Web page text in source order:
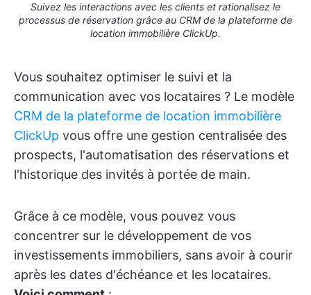
Suivez les interactions avec les clients et rationalisez le
processus de réservation grâce au CRM de la plateforme de
location immobilière ClickUp.
Vous souhaitez optimiser le suivi et la
communication avec vos locataires ? Le modèle
CRM de la plateforme de location immobilière
ClickUp vous offre une gestion centralisée des
prospects, l'automatisation des réservations et
l'historique des invités à portée de main.
Grâce à ce modèle, vous pouvez vous
concentrer sur le développement de vos
investissements immobiliers, sans avoir à courir
après les dates d'échéance et les locataires.